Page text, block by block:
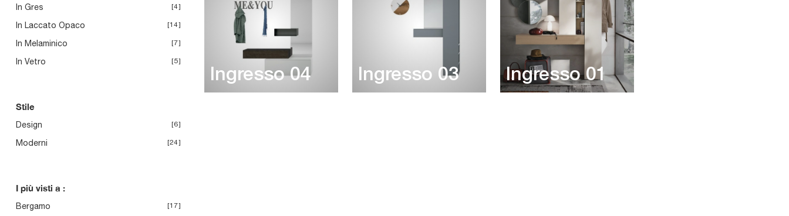
In Gres 4
In Laccato Opaco 14
In Melaminico 7
In Vetro 5
Stile
Design 6
Moderni 24
I più visti a :
Bergamo 17
Ingresso 04 Ingresso 03 Ingresso 01